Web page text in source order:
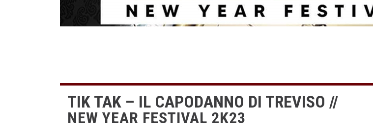
TIK TAK – IL CAPODANNO DI TREVISO //
NEW YEAR FESTIVAL 2K23